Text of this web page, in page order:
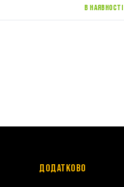
В НАЯВНОСТІ
ДОДАТКОВО